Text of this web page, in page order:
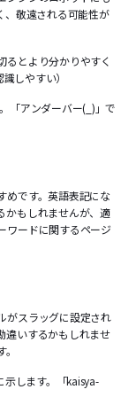
、敬遠される可能性が
るとより分かりやすく
しやすい）
「アンダーバー(_)」で
めです。英語表記にな
かもしれませんが、適
ワードに関するページ
がスラッグに設定され
違いするかもしれませ
します。「kaisya-